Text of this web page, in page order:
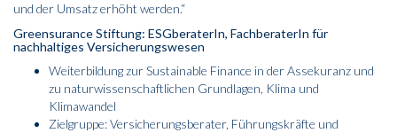
und der Umsatz erhöht werden.“
Greensurance Stiftung: ESGberaterIn, FachberaterIn für
nachhaltiges Versicherungswesen
Weiterbildung zur Sustainable Finance in der Assekuranz und
zu naturwissenschaftlichen Grundlagen, Klima und
Klimawandel
Zielgruppe: Versicherungsberater, Führungskräfte und